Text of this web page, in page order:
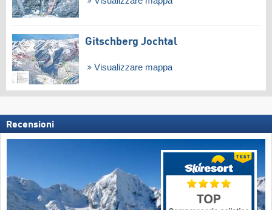
Gitschberg Jochtal
Visualizzare mappa
Recensioni